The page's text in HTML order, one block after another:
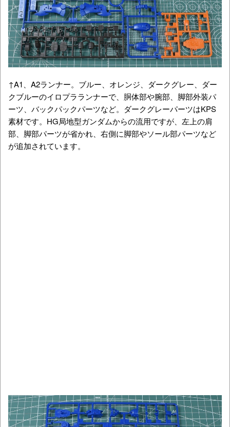
↑A1、A2ランナー。ブルー、オレンジ、ダークグレー、ダー
クブルーのイロプラランナーで、胴体部や腕部、脚部外装パ
ーツ、バックパックパーツなど。ダークグレーパーツはKPS
素材です。HG局地型ガンダムからの流用ですが、左上の肩
部、脚部パーツが省かれ、右側に脚部やソール部パーツなど
が追加されています。